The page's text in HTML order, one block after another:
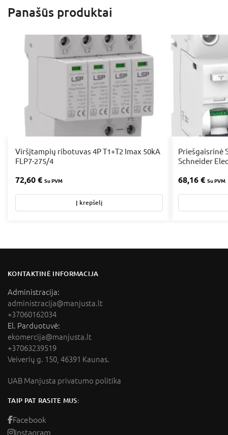
Panašūs produktai
Viršįtampių ribotuvas 4P T1+T2 Imax 50kA
FLP7-275/4
72,60€ Su PVM
Į krepšelį
Priešgaisrinė
Schneider
68,16€ Su PVM
KONTAKTINĖ INFORMACIJA
Administracija:
administracija@manjusta.lt
+37060162034
El. Parduotuvė:
ekomercija@manjusta.lt
+37063239519
Veiverių g. 150, 46391 Kaunas.
UAB Manjusta privatumo politika
TAIP PAT RASITE MUS:
Facebook
Instagram